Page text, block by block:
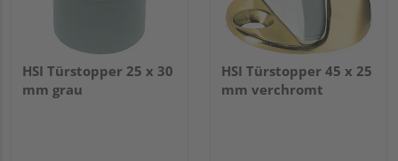
HSI Türstopper 25 x 30
mm grau
HSI Türstopper 45 x 25
mm verchromt